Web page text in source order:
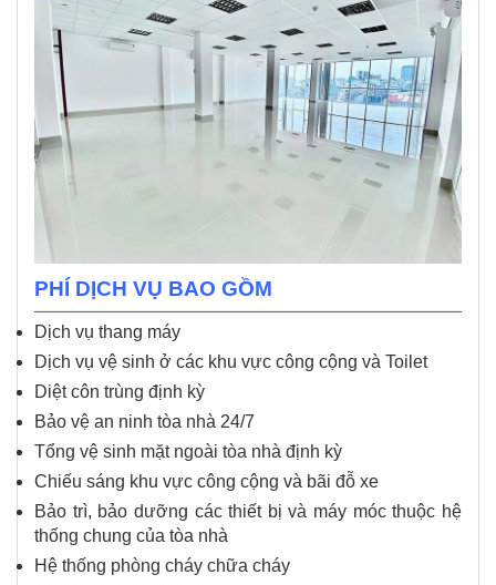
PHÍ DỊCH VỤ BAO GỒM
Dịch vụ thang máy
Dịch vụ vệ sinh ở các khu vực công cộng và Toilet
Diệt côn trùng định kỳ
Bảo vệ an ninh tòa nhà 24/7
Tổng vệ sinh mặt ngoài tòa nhà định kỳ
Chiếu sáng khu vực công cộng và bãi đỗ xe
Bảo trì, bảo dưỡng các thiết bị và máy móc thuộc hệ
thống chung của tòa nhà
Hệ thống phòng cháy chữa cháy